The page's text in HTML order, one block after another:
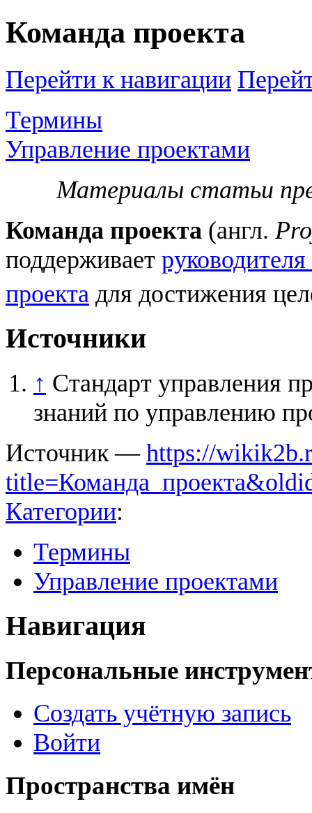
Команда проекта
Перейти к навигации
Термины
Управление проектами
Материалы статьи
Команда проекта (англ.
поддерживает
проекта для достижения
Источники
↑ Стандарт управления
знаний по управлению
Источник — https://
Категории:
Термины
Управление проектами
Навигация
Персональные
Создать учётную запись
Войти
Пространства имён